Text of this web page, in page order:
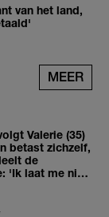
van het land,
MEER
Valerie (35)
betast zichzelf,
de
'Ik laat me niet